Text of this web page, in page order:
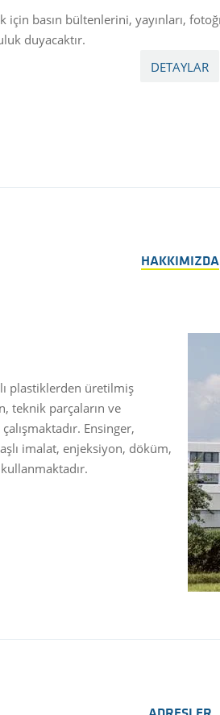
için basın bültenlerini, yayınları,
duyacaktır.
DETAYLAR
HAKKIMIZDA
plastiklerden üretilmiş
teknik parçaların ve
Ensinger,
imalat, enjeksiyon, döküm,